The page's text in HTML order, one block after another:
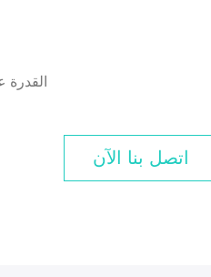
اتصل بنا الآن